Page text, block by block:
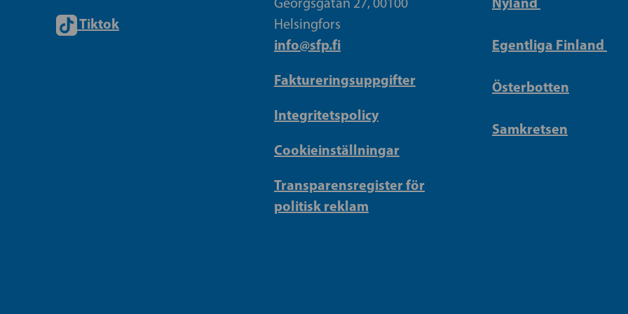
Tiktok
Helsingfors
info@sfp.fi
Faktureringsuppgifter
Integritetspolicy
Cookieinställningar
Transparensregister för
politisk reklam
Egentliga Finland
Österbotten
Samkretsen